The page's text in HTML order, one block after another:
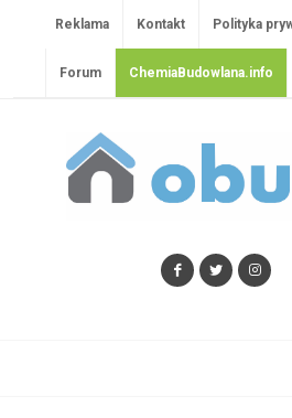
Reklama Kontakt Polityka
Forum ChemiaBudowlana.info